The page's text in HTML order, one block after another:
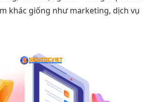
khác giống như marketing, dịch vụ